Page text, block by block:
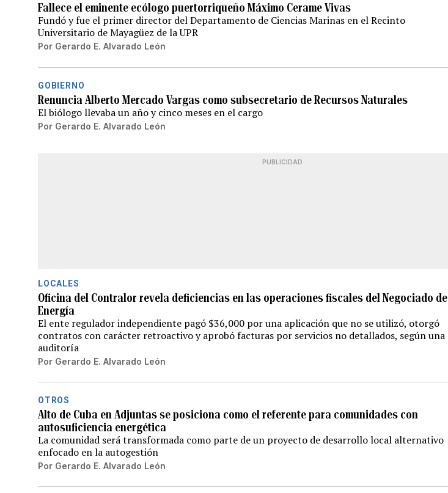
Fallece el eminente ecólogo puertorriqueño Máximo Cerame Vivas
Fundó y fue el primer director del Departamento de Ciencias Marinas en el Recinto
Universitario de Mayagüez de la UPR
Por Gerardo E. Alvarado León
GOBIERNO
Renuncia Alberto Mercado Vargas como subsecretario de Recursos Naturales
El biólogo llevaba un año y cinco meses en el cargo
Por Gerardo E. Alvarado León
PUBLICIDAD
LOCALES
Oficina del Contralor revela deficiencias en las operaciones fiscales del Negociado de
Energía
El ente regulador independiente pagó $36,000 por una aplicación que no se utilizó, otorgó
contratos con carácter retroactivo y aprobó facturas por servicios no detallados, según una
auditoría
Por Gerardo E. Alvarado León
OTROS
Alto de Cuba en Adjuntas se posiciona como el referente para comunidades con
autosuficiencia energética
La comunidad será transformada como parte de un proyecto de desarrollo local alternativo
enfocado en la autogestión
Por Gerardo E. Alvarado León